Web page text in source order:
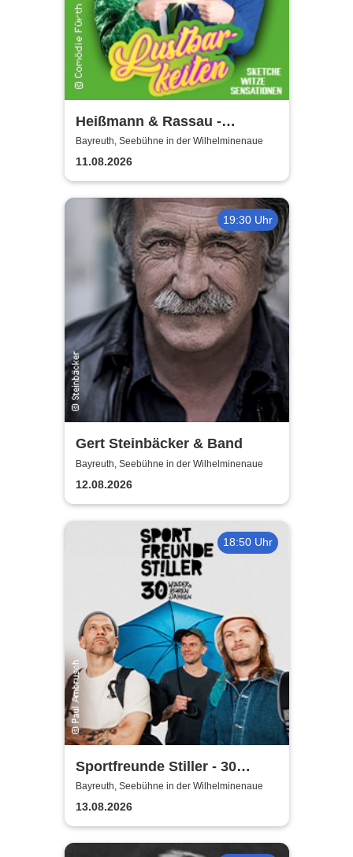
Heißmann & Rassau -
Lustbarkeiten
Bayreuth, Seebühne in der Wilhelminenaue
11.08.2026
19:30 Uhr
Gert Steinbäcker & Band
Bayreuth, Seebühne in der Wilhelminenaue
12.08.2026
18:50 Uhr
Sportfreunde Stiller - 30
wunderbaren Jahren
Bayreuth, Seebühne in der Wilhelminenaue
13.08.2026